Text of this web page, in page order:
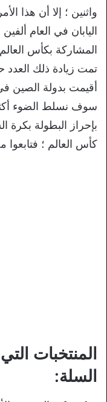
واثنين ؛ إلا أن هذا
اليابان في العام
أقيمت بدولة الصين
سوف نسلط الضوء
بإحراز البطولة بكرة
كأس العالم ؛ فتابعوا
المنتخبات
السلة: